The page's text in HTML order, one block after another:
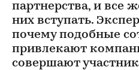
партнерства, и все
них вступать.
почему подобные
привлекают
совершают